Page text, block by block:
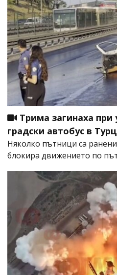
Трима загинаха при
градски автобус в
Няколко пътници са
блокира движението по